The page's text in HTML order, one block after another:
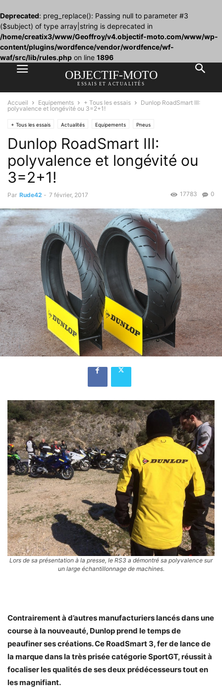
Deprecated: preg_replace(): Passing null to parameter #3
($subject) of type array|string is deprecated in
/home/creatix3/www/Geoffroy/v4.objectif-moto.com/www/wp-
content/plugins/wordfence/vendor/wordfence/wf-
waf/src/lib/rules.php on line 1896
OBJECTIF-MOTO
ESSAIS ET ACTUALITÉS
Accueil Equipements + Tous les essais
Dunlop RoadSmart III:
polyvalence et longévité ou 3=2+1!
+ Tous les essais Actualités Equipements Pneus
Dunlop RoadSmart III:
polyvalence et longévité ou
3=2+1!
Par Rude42 - 7 février, 2017 0
17783
Lors de sa présentation à la presse, le RS3 a démontré sa polyvalence sur
un large échantillonnage de machines.
Contrairement à d’autres manufacturiers lancés dans une
course à la nouveauté, Dunlop prend le temps de
peaufiner ses créations. Ce RoadSmart 3, fer de lance de
la marque dans la très prisée catégorie SportGT, réussit à
focaliser les qualités de ses deux prédécesseurs tout en
les magnifiant.